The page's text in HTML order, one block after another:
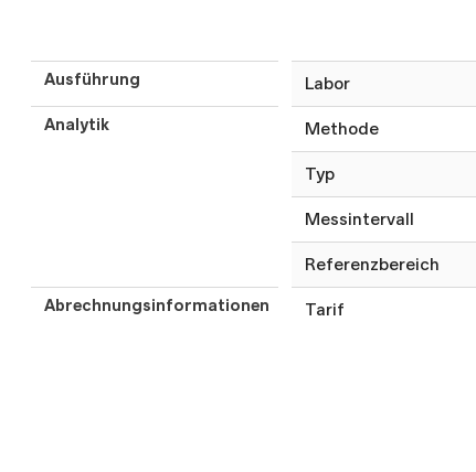
Ausführung Labor
Analytik Methode
Typ
Messintervall
Referenzbereich
Abrechnungsinformationen Tarif